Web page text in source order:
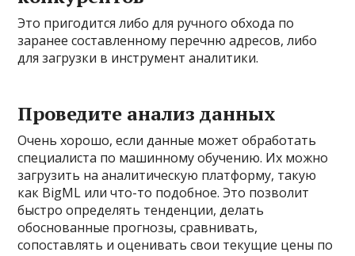
Это пригодится либо для ручного обхода по
заранее составленному перечню адресов, либо
для загрузки в инструмент аналитики.
Проведите анализ данных
Очень хорошо, если данные может обработать
специалиста по машинному обучению. Их можно
загрузить на аналитическую платформу, такую
как BigML или что-то подобное. Это позволит
быстро определять тенденции, делать
обоснованные прогнозы, сравнивать,
сопоставлять и оценивать свои текущие цены по